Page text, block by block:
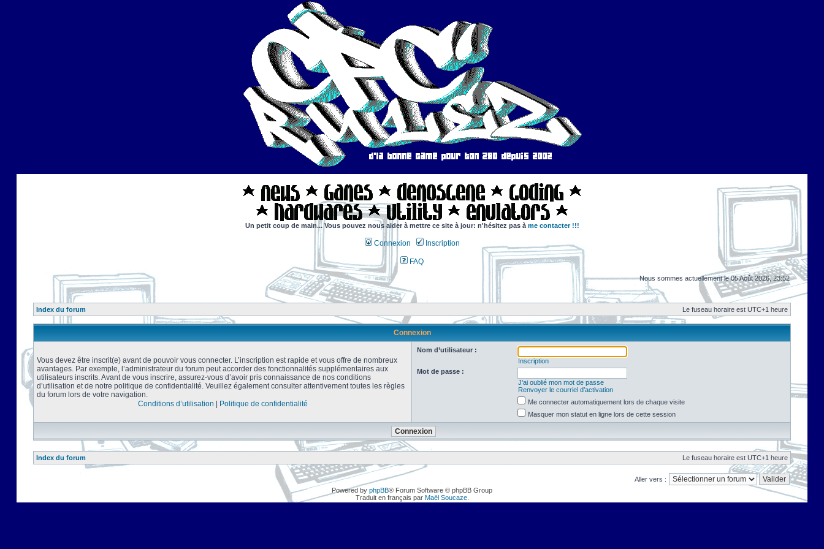
Un petit coup de main... Vous pouvez nous aider à mettre ce site à jour: n'hésitez pas à me contacter !!!
Connexion Inscription
FAQ
Nous sommes actuellement le 05 Août 2026, 23:52
Index du forum Le fuseau horaire est UTC+1 heure
Connexion
Vous devez être inscrit(e) avant de pouvoir vous connecter. L’inscription est rapide et vous offre de nombreux
avantages. Par exemple, l’administrateur du forum peut accorder des fonctionnalités supplémentaires aux
utilisateurs inscrits. Avant de vous inscrire, assurez-vous d’avoir pris connaissance de nos conditions
d’utilisation et de notre politique de confidentialité. Veuillez également consulter attentivement toutes les règles
du forum lors de votre navigation.
Conditions d’utilisation
Politique de confidentialité
Nom d’utilisateur :
Inscription
Mot de passe :
J’ai oublié mon mot de passe
Renvoyer le courriel d’activation
Me connecter automatiquement lors de chaque visite
Masquer mon statut en ligne lors de cette session
Index du forum Le fuseau horaire est UTC+1 heure
Aller vers :
Powered by phpBB® Forum Software © phpBB Group
Traduit en français par Maël Soucaze.